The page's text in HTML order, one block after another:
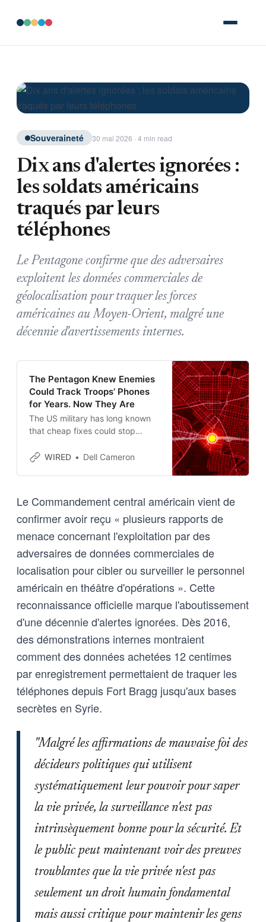
Souveraineté 30 mai 2026 · 4 min read
Dix ans d'alertes ignorées :
les soldats américains
traqués par leurs
téléphones
Le Pentagone confirme que des adversaires
exploitent les données commerciales de
géolocalisation pour traquer les forces
américaines au Moyen-Orient, malgré une
décennie d'avertissements internes.
The Pentagon Knew Enemies
Could Track Troops’ Phones
for Years. Now They Are
The US military has long known
that cheap fixes could stop
troops. It adopted almost none—
WIRED Dell Cameron
Le Commandement central américain vient de
confirmer avoir reçu « plusieurs rapports de
menace concernant l'exploitation par des
adversaires de données commerciales de
localisation pour cibler ou surveiller le personnel
américain en théâtre d'opérations ». Cette
reconnaissance officielle marque l'aboutissement
d'une décennie d'alertes ignorées. Dès 2016,
des démonstrations internes montraient
comment des données achetées 12 centimes
par enregistrement permettaient de traquer les
téléphones depuis Fort Bragg jusqu'aux bases
secrètes en Syrie.
"Malgré les affirmations de mauvaise foi des
décideurs politiques qui utilisent
systématiquement leur pouvoir pour saper
la vie privée, la surveillance n'est pas
intrinsèquement bonne pour la sécurité. Et
le public peut maintenant voir des preuves
troublantes que la vie privée n'est pas
seulement un droit humain fondamental
mais aussi critique pour maintenir les gens